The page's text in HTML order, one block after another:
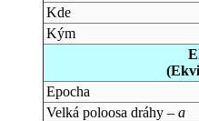
Kde
Kým
Epocha
Velká poloosa dráhy – a